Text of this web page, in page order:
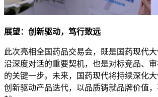
展望：创新驱动，笃行致远
此次亮相全国药品交易会，既是国药现代
沿深度对话的重要契机，也是对标竞品、
的关键一步。未来，国药现代将持续深化
创新驱动产品迭代，以品质铸就品牌价值